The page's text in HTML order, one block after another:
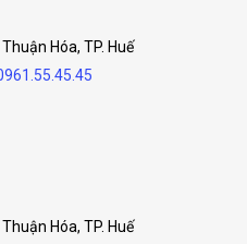
Hóa, TP. Huế
Hóa, TP. Huế